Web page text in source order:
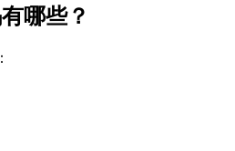
哪些？